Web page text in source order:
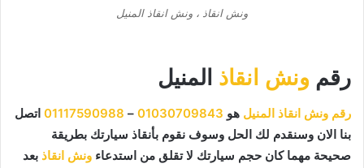
ونش انقاذ ، ونش انقاذ المنيل
رقم ونش انقاذ المنيل
رقم ونش انقاذ المنيل هو 01030709843
–
01117590988 اتصل
بنا الان وسنقدم لك الحل وسوف نقوم بأنقاذ سيارتك بطريقة
صحيحة مهما كان حجم سيارتك لا تقلق من استدعاء ونش انقاذ بعد